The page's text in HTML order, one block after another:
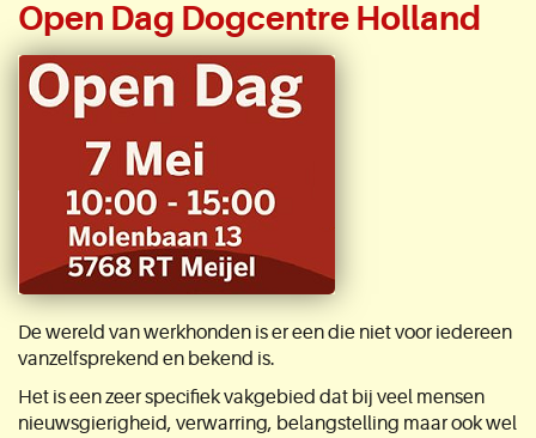
Open Dag Dogcentre Holland
De wereld van werkhonden is er een die niet voor iedereen
vanzelfsprekend en bekend is.
Het is een zeer specifiek vakgebied dat bij veel mensen
nieuwsgierigheid, verwarring, belangstelling maar ook wel